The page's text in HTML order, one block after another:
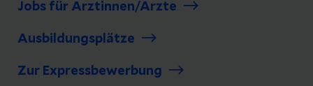
Jobs für Ärztinnen/Ärzte
Ausbildungsplätze
Zur Expressbewerbung